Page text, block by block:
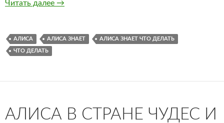
Читать далее Алиса знает, что делать Все серии Смотреть
→
АЛИСА АЛИСА ЗНАЕТ АЛИСА ЗНАЕТ ЧТО ДЕЛАТЬ
ЧТО ДЕЛАТЬ
АЛИСА В СТРАНЕ ЧУДЕС И